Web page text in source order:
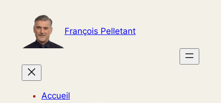
contenu
François Pelletant
Accueil